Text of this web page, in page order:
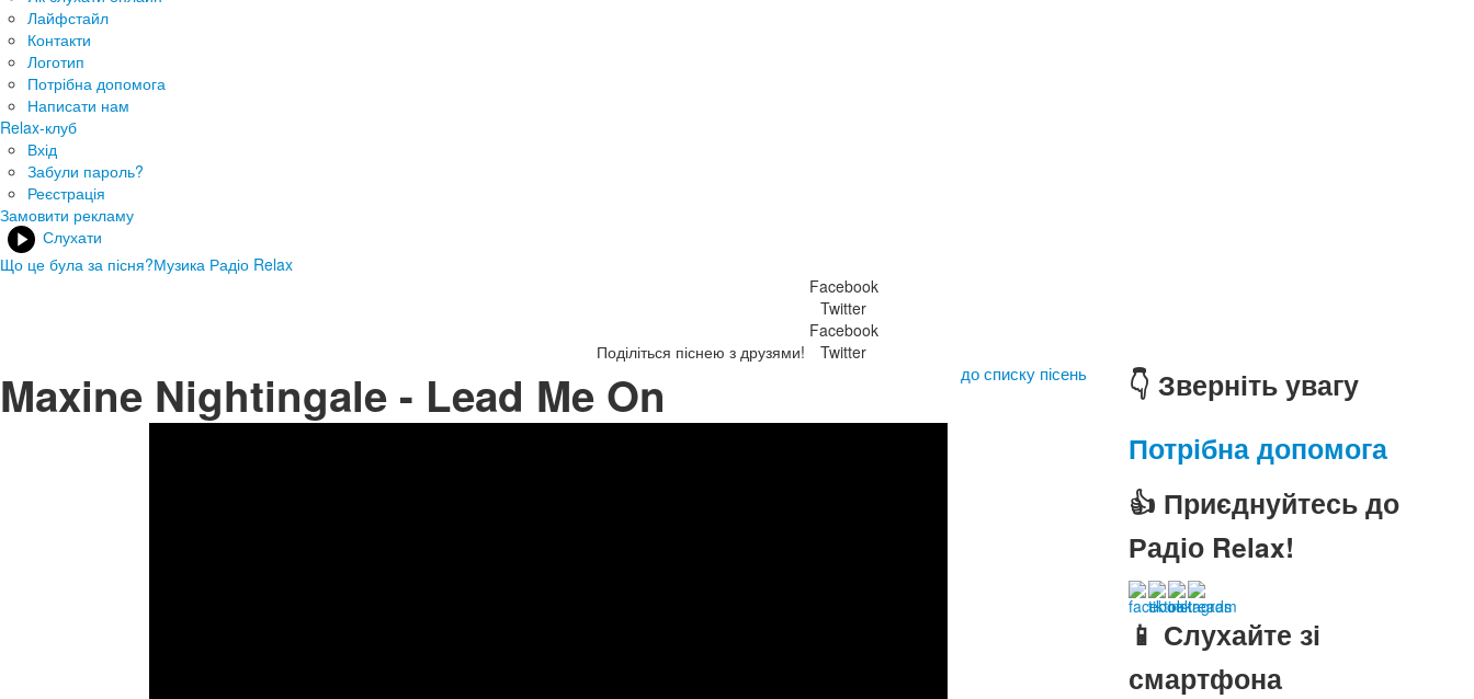
Лайфстайл
Контакти
Логотип
Потрібна допомога
Написати нам
Relax-клуб
Вхід
Забули пароль?
Реєстрація
Замовити рекламу
Слухати
Що це була за пісня?Музика Радіо Relax
Поділіться піснею з друзями!
Facebook
Twitter
Facebook
Twitter
Maxine Nightingale - Lead Me On до списку пісень
👇 Зверніть увагу
Потрібна допомога
👍 Приєднуйтесь до
Радіо Relax!
📱 Слухайте зі
смартфона